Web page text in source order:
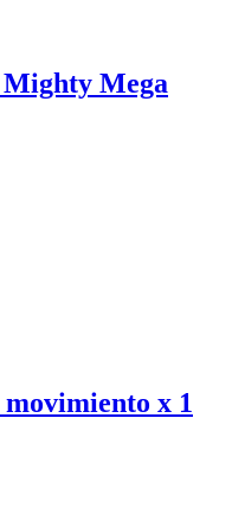
Mighty Mega
x 1